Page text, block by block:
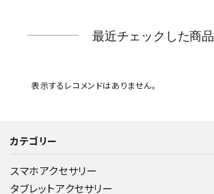
最近チェックした商品
表示するレコメンドはありません。
カテゴリー
スマホアクセサリー
タブレットアクセサリー